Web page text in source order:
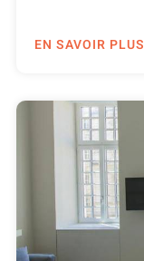
EN SAVOIR PLUS